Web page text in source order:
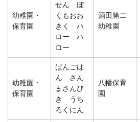
幼稚園・
保育園
せん ぼ
くもおお
きく ハ
ロー ハ
ロー
酒田第二
幼稚園
幼稚園・
保育園
ばんごは
ん さん
まさんび
き うち
ろくにん
八幡保育
園